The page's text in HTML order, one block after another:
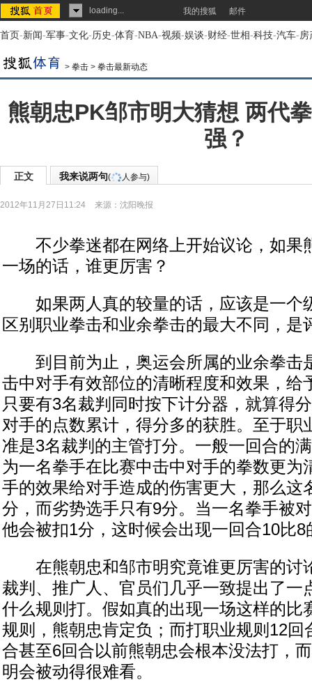
loading... 我的搜狐 邮件
首页-新闻-军事-文化-历史-体育-NBA-视频-娱谈-财经-世相-科技-汽车-房
> 拳击 > 拳击最新动态
熊朝忠PK邹市明大猜想 两代
强？
正文 我来说两句( 人参与)
2012年11月27日11:24 来源： 沈阳晚报
不少拳迷都在网络上开始议论，如果
一场的话，谁更厉害？
如果两人真的较量的话，应该是一个
区别职业拳击和业余拳击的最大不同，是
到目前为止，奥运会所属的业余拳击
击中对手有效部位的清晰程度和效果，给
只要有3名裁判同时按下计分器，就算得
对手的点数累计，得分多的获胜。至于职
准是3名裁判的主管打分。一般一回合的
为一名拳手在比赛中击中对手的拳数更为
手的效果给对手造成的伤害更大，那么这
分，而劣势选手只有9分。当一名拳手被
他会被扣1分，这时候会出现一回合10比8
在熊朝忠和邹市明究竟谁更厉害的讨
裁判、推广人、官员们几乎一致提出了一
什么规则打。假如真的出现一场这样的比
规则，熊朝忠肯定负；而打职业规则12回
合甚至6回合以前熊朝忠会根本没法打，
明会被动得很难看。